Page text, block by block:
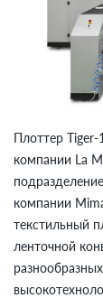
Плоттер
компании La
компании
текстильный
ленточной